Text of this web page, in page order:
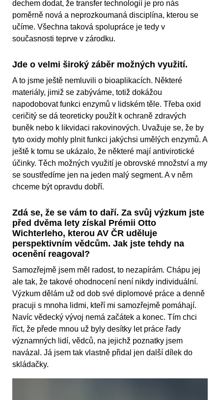
dechem dodat, že transfer technologií je pro nás
poměrně nová a neprozkoumaná disciplína, kterou se
učíme. Všechna taková spolupráce je tedy v
současnosti teprve v zárodku.
Jde o velmi široký záběr možných využití.
A to jsme ještě nemluvili o bioaplikacích. Některé
materiály, jimiž se zabýváme, totiž dokážou
napodobovat funkci enzymů v lidském těle. Třeba oxid
ceričitý se dá teoreticky použít k ochraně zdravých
buněk nebo k likvidaci rakovinových. Uvažuje se, že by
tyto oxidy mohly plnit funkci jakýchsi umělých enzymů. A
ještě k tomu se ukázalo, že některé mají antivirotické
účinky. Těch možných využití je obrovské množství a my
se soustředíme jen na jeden malý segment. A v něm
chceme být opravdu dobří.
Zdá se, že se vám to daří. Za svůj výzkum jste
před dvěma lety získal Prémii Otto
Wichterleho, kterou AV ČR uděluje
perspektivním vědcům. Jak jste tehdy na
ocenění reagoval?
Samozřejmě jsem měl radost, to nezapírám. Chápu jej
ale tak, že takové ohodnocení není nikdy individuální.
Výzkum dělám už od dob své diplomové práce a denně
pracuji s mnoha lidmi, kteří mi samozřejmě pomáhají.
Navíc vědecký vývoj nemá začátek a konec. Tím chci
říct, že přede mnou už byly desítky let práce řady
významných lidí, vědců, na jejichž poznatky jsem
navázal. Já jsem tak vlastně přidal jen další dílek do
skládačky.